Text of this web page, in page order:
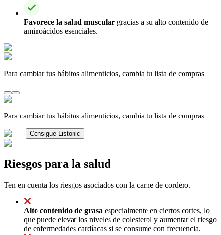
Favorece la salud muscular gracias a su alto contenido de
aminoácidos esenciales.
Para cambiar tus hábitos alimenticios, cambia tu lista de compras
Para cambiar tus hábitos alimenticios, cambia tu lista de compras
Consigue Listonic
Riesgos para la salud
Ten en cuenta los riesgos asociados con la carne de cordero.
Alto contenido de grasa especialmente en ciertos cortes, lo
que puede elevar los niveles de colesterol y aumentar el riesgo
de enfermedades cardíacas si se consume con frecuencia.